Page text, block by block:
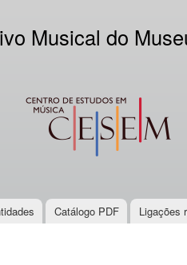
Musical do
CESEM
Catálogo PDF Ligações